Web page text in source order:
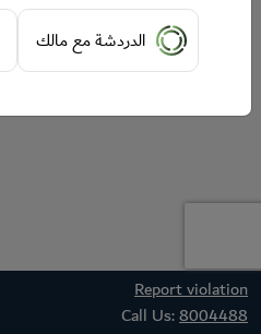
Report violation
Call Us:8004488
الدردشة مع مالك